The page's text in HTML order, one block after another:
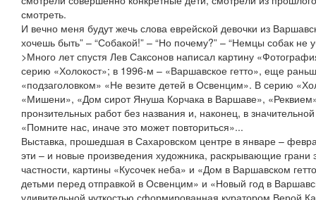
смотреть.
И вечно меня будут жечь слова еврейской девочки из
хочешь быть” – “Собакой!” – “Но почему?” – “Немцы собак не
>Много лет спустя Лев Саксонов написал картину
серию «Холокост»; в 1996-м – «Варшавское гетто», еще
«подзаголовком» «Не везите детей в Освенцим». В серию
«Мишени», «Дом сирот Януша Корчака в Варшаве»,
пронзительных работ без названия и, наконец, в
«Помните нас, иначе это может повториться»...
Выставка, прошедшая в Сахаровском центре в январе –
эти – и новые произведения художника, раскрывающие грани
частности, картины «Кусочек неба» и «Дом в Варшавском
детьми перед отправкой в Освенцим» и «Новый год в
удивительной чуткостью сформированная куратором Верой